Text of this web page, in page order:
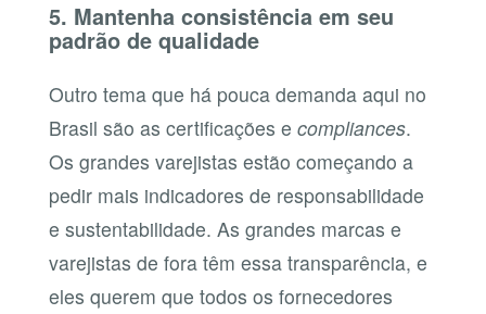
5. Mantenha consistência em seu
padrão de qualidade
Outro tema que há pouca demanda aqui no
Brasil são as certificações e compliances.
Os grandes varejistas estão começando a
pedir mais indicadores de responsabilidade
e sustentabilidade. As grandes marcas e
varejistas de fora têm essa transparência, e
eles querem que todos os fornecedores